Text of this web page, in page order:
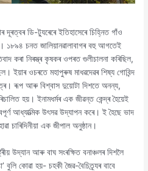
দূৰত্বৰ ডি-ট্যুৰেৰে ইতিহাসেৰে চিহ্নিত গাঁও
১৮৯৪ চনত জালিয়ানৱালাবাগৰ বহু আগতেই
কৰা নিৰস্ত্ৰ কৃষকৰ ওপৰত গুলীচালনা কৰিছিল,
ইয়াৰ ওচৰতে মহাপুৰুষ মাধৱদেৱৰ শিষ্য গোবিন্দ
ৰূপ আৰু বিশ্বাস দুয়োটা দিশতে অনন্য,
হয়। ইনামধৰ্মৰ এক জীৱন্ত কেন্দ্ৰ হৈয়েই
আধ্যাত্মিক উৎসৱ উদ্যাপন কৰে। ই হৈছে ভাদ
চাৰিদিনীয়া এক জীপাল অনুষ্ঠান।
উদ্যান আৰু বাঘ সংৰক্ষিত বনাঞ্চলৰ দিশলৈ
বুলি কোৱা হয়- চহকী জৈৱ-বৈচিত্র্যৰ বাবে